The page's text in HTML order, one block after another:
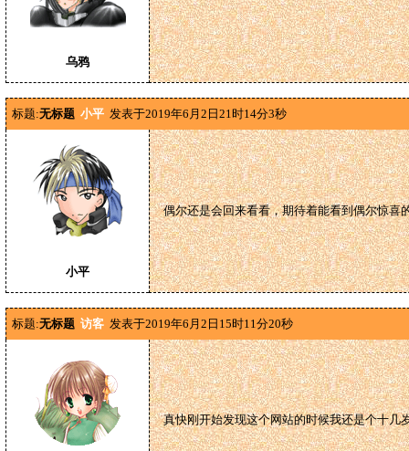
乌鸦
标题:无标题 小平 发表于2019年6月2日21时14分3秒
小平
偶尔还是会回来看看，期待着能看到偶尔惊喜
标题:无标题 访客 发表于2019年6月2日15时11分20秒
真快刚开始发现这个网站的时候我还是个十几